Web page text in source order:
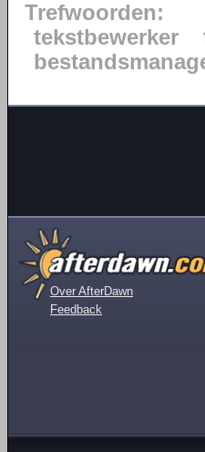
Trefwoorden:
tekstbewerker
Over AfterDawn
Feedback